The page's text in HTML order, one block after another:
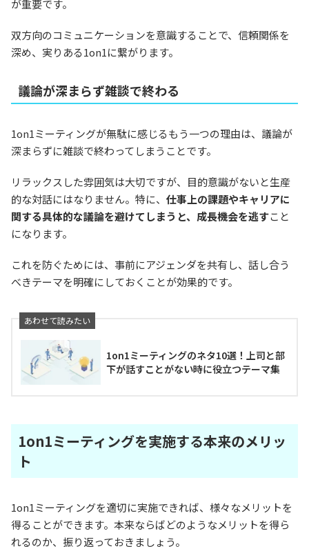
が重要です。
双方向のコミュニケーションを意識することで、信頼関係を
深め、実りある1on1に繋がります。
議論が深まらず雑談で終わる
1on1ミーティングが無駄に感じるもう一つの理由は、議論が
深まらずに雑談で終わってしまうことです。
リラックスした雰囲気は大切ですが、目的意識がないと生産
的な対話にはなりません。特に、 仕事上の課題やキャリアに
関する具体的な議論を避けてしまうと、成長機会を逃すこと
になります。
これを防ぐためには、事前にアジェンダを共有し、話し合う
べきテーマを明確にしておくことが効果的です。
1on1ミーティングのネタ10選！上司と部
下が話すことがない時に役立つテーマ集
1on1ミーティングを実施する本来のメリッ
ト
1on1ミーティングを適切に実施できれば、様々なメリットを
得ることができます。本来ならばどのようなメリットを得ら
れるのか、振り返っておきましょう。